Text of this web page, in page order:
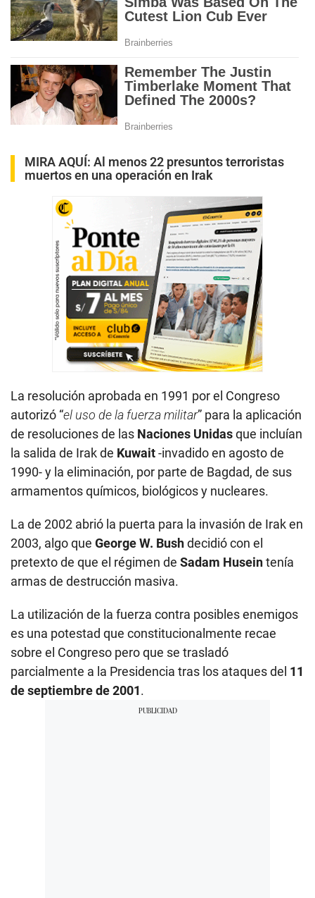
MIRA AQUÍ: Al menos 22 presuntos terroristas
muertos en una operación en Irak
La resolución aprobada en 1991 por el Congreso
autorizó “el uso de la fuerza militar” para la aplicación
de resoluciones de las Naciones Unidasque incluían
la salida de Irak de Kuwait-invadido en agosto de
1990- y la eliminación, por parte de Bagdad, de sus
armamentos químicos, biológicos y nucleares.
La de 2002 abrió la puerta para la invasión de Irak en
2003, algo que George W. Bushdecidió con el
pretexto de que el régimen de Sadam Huseintenía
armas de destrucción masiva.
La utilización de la fuerza contra posibles enemigos
es una potestad que constitucionalmente recae
sobre el Congreso pero que se trasladó
parcialmente a la Presidencia tras los ataques del 11
de septiembre de 2001.